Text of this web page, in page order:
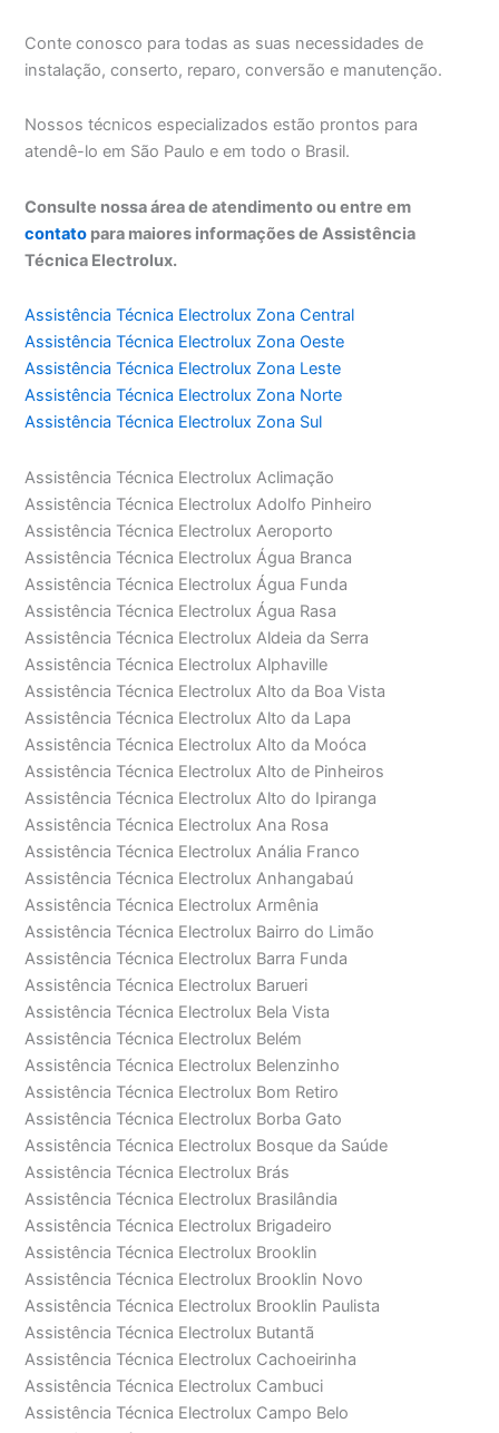
Conte conosco para todas as suas necessidades de
instalação, conserto, reparo, conversão e manutenção.
Nossos técnicos especializados estão prontos para
atendê-lo em São Paulo e em todo o Brasil.
Consulte nossa área de atendimento ou entre em
contato para maiores informações de Assistência
Técnica Electrolux.
Assistência Técnica Electrolux Zona Central
Assistência Técnica Electrolux Zona Oeste
Assistência Técnica Electrolux Zona Leste
Assistência Técnica Electrolux Zona Norte
Assistência Técnica Electrolux Zona Sul
Assistência Técnica Electrolux Aclimação
Assistência Técnica Electrolux Adolfo Pinheiro
Assistência Técnica Electrolux Aeroporto
Assistência Técnica Electrolux Água Branca
Assistência Técnica Electrolux Água Funda
Assistência Técnica Electrolux Água Rasa
Assistência Técnica Electrolux Aldeia da Serra
Assistência Técnica Electrolux Alphaville
Assistência Técnica Electrolux Alto da Boa Vista
Assistência Técnica Electrolux Alto da Lapa
Assistência Técnica Electrolux Alto da Moóca
Assistência Técnica Electrolux Alto de Pinheiros
Assistência Técnica Electrolux Alto do Ipiranga
Assistência Técnica Electrolux Ana Rosa
Assistência Técnica Electrolux Anália Franco
Assistência Técnica Electrolux Anhangabaú
Assistência Técnica Electrolux Armênia
Assistência Técnica Electrolux Bairro do Limão
Assistência Técnica Electrolux Barra Funda
Assistência Técnica Electrolux Barueri
Assistência Técnica Electrolux Bela Vista
Assistência Técnica Electrolux Belém
Assistência Técnica Electrolux Belenzinho
Assistência Técnica Electrolux Bom Retiro
Assistência Técnica Electrolux Borba Gato
Assistência Técnica Electrolux Bosque da Saúde
Assistência Técnica Electrolux Brás
Assistência Técnica Electrolux Brasilândia
Assistência Técnica Electrolux Brigadeiro
Assistência Técnica Electrolux Brooklin
Assistência Técnica Electrolux Brooklin Novo
Assistência Técnica Electrolux Brooklin Paulista
Assistência Técnica Electrolux Butantã
Assistência Técnica Electrolux Cachoeirinha
Assistência Técnica Electrolux Cambuci
Assistência Técnica Electrolux Campo Belo